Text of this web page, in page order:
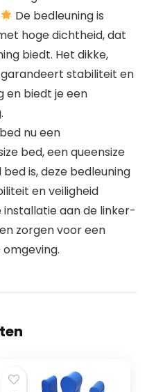
De bedleuning is
hoge dichtheid, dat
biedt. Het dikke,
stabiliteit en
en biedt je een
nu een
bed, een queensize
is, deze bedleuning
en veiligheid
aan de linker-
zorgen voor een